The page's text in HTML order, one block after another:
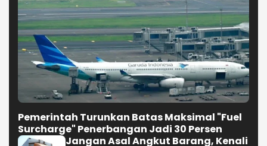
Pemerintah Turunkan Batas Maksimal "Fuel
Surcharge" Penerbangan Jadi 30 Persen
Jangan Asal Angkut Barang, Kenali